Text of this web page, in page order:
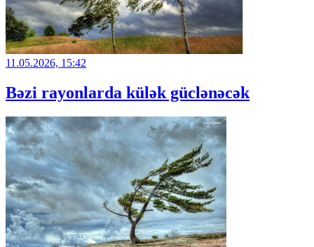
11.05.2026, 15:42
Bəzi rayonlarda külək güclənəcək